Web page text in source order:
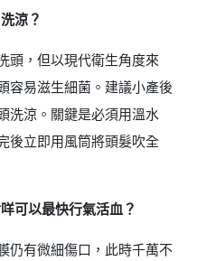
涼？
頭，但以現代衛生角度來
容易滋生細菌。建議小產後
洗涼。關鍵是必須用溫水
後立即用風筒將頭髮吹全
可以最快行氣活血？
仍有微細傷口，此時千萬不